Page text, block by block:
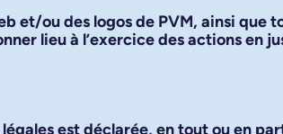
et/ou des logos de PVM, ainsi
lieu à l’exercice des actions en
est déclarée, en tout ou en